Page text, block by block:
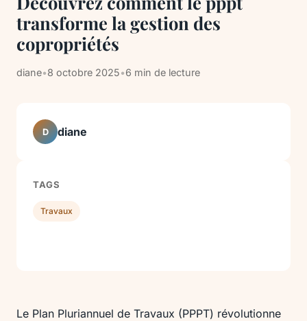
transforme la gestion des
copropriétés
diane•8 octobre 2025•6 min de lecture
Le Plan Pluriannuel de Travaux (PPPT) révolutionne
D diane
TAGS
Travaux